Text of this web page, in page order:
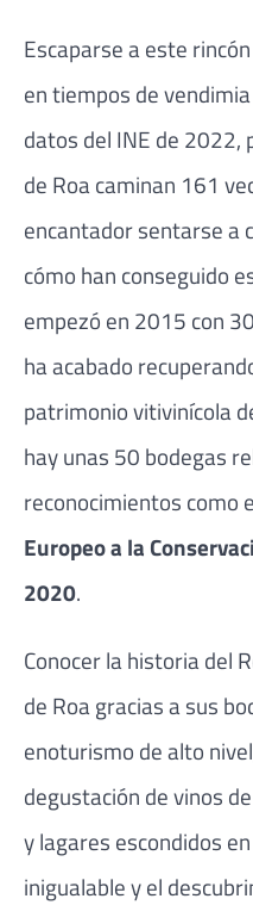
Escaparse a este
en tiempos de
datos del INE de 2022,
de Roa caminan 161
encantador sentarse a
cómo han conseguido
empezó en 2015 con
ha acabado
patrimonio vitivinícola
hay unas 50 bodegas
reconocimientos como
Europeo a la
2020.
Conocer la historia del
de Roa gracias a sus
enoturismo de alto
degustación de vinos
y lagares escondidos
inigualable y el